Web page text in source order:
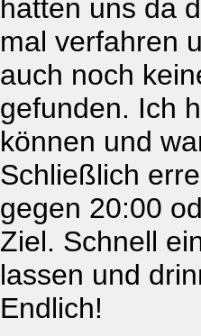
hatten uns da
mal verfahren
auch noch
gefunden. Ich
können und
Schließlich
gegen 20:00
Ziel. Schnell
lassen und
Endlich!